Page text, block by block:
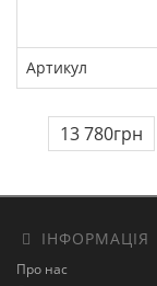
Артикул
13 780грн
ІНФОРМАЦІЯ
Про нас